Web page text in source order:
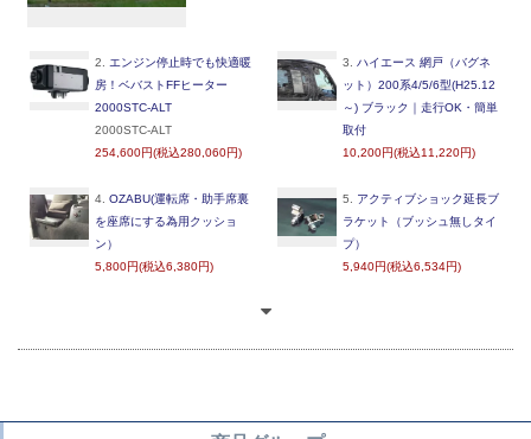
2.
エンジン停止時でも快適暖
房！ベバストFFヒーター
2000STC-ALT
2000STC-ALT
254,600円(税込280,060円)
3.
ハイエース 網戸（バグネ
ット）200系4/5/6型(H25.12
～) ブラック｜走行OK・簡単
取付
10,200円(税込11,220円)
4. OZABU(運転席・助手席裏
を座席にする為用クッショ
ン）
5,800円(税込6,380円)
5.
アクティブショック延長ブ
ラケット（ブッシュ無しタイ
プ）
5,940円(税込6,534円)